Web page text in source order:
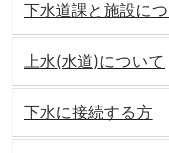
下水道課と施設に
上水(水道)について
下水に接続する方